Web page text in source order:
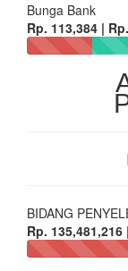
Bunga Bank
Rp. 113,384 |
BIDANG
Rp.